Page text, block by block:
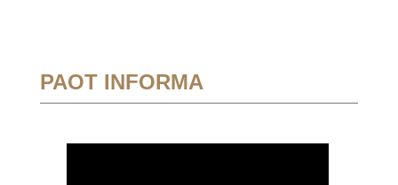
PAOT INFORMA